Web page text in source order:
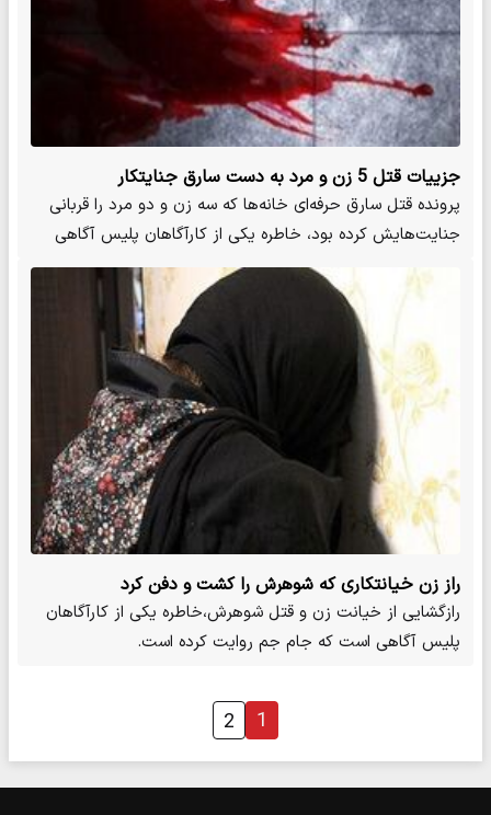
جزییات قتل 5 زن و مرد به دست سارق جنایتکار
پرونده قتل سارق حرفه‌ای خانه‌ها که سه زن و دو مرد را قربانی
جنایت‌هایش کرده بود، خاطره یکی از کارآگاهان پلیس آگاهی
راز زن خیانتکاری که شوهرش را کشت و دفن کرد
رازگشایی از خیانت زن و قتل شوهرش،خاطره یکی از کارآگاهان
پلیس آگاهی است که جام جم روایت کرده ‌است.
1
2